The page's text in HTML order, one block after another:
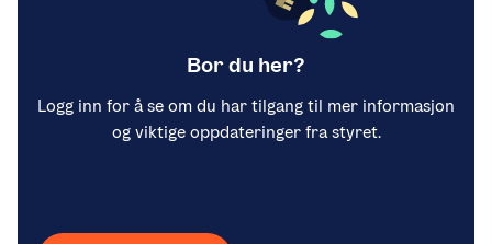
Bor du her?
Logg inn for å se om du har tilgang til mer informasjon
og viktige oppdateringer fra styret.